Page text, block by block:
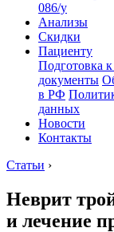
086/у
Анализы
Скидки
Пациенту
Подготовка
документы
в РФ
данных
Новости
Контакты
Статьи ›
Неврит
и лечение